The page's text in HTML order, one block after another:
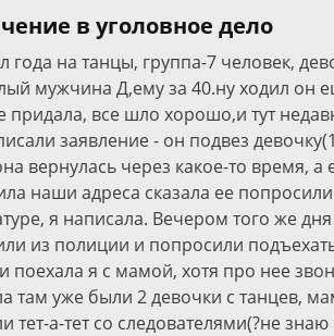
в уголовное дело
года на танцы, группа-7 человек,
мужчина Д,ему за 40.ну ходил он
придала, все шло хорошо,и тут
заявление - он подвез
вернулась через какое-то время, а
наши адреса сказала ее
я написала. Вечером того же
из полиции и попросили
поехала я с мамой, хотя про нее
там уже были 2 девочки с танцев,
тет-а-тет со следователями(?не